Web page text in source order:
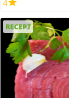
4
RECEPT